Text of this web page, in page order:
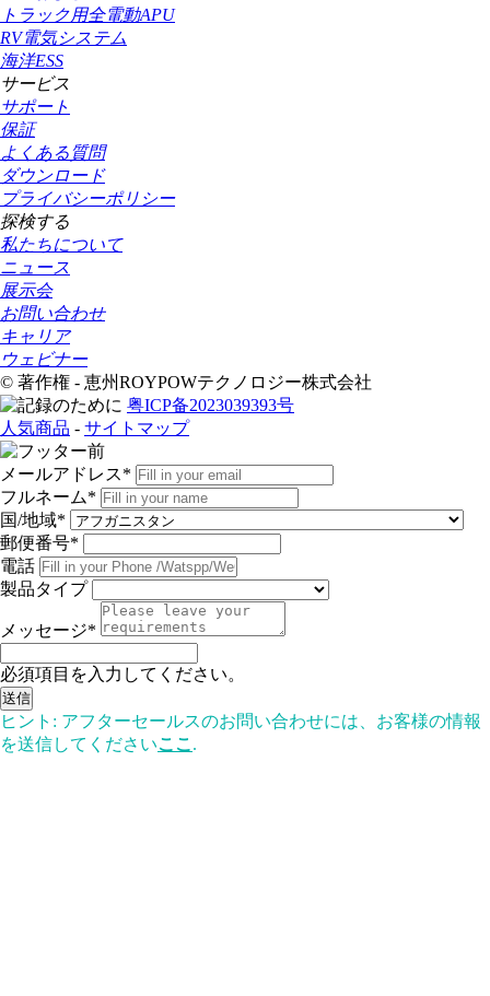
トラック用全電動APU
RV電気システム
海洋ESS
サービス
サポート
保証
よくある質問
ダウンロード
プライバシーポリシー
探検する
私たちについて
ニュース
展示会
お問い合わせ
キャリア
ウェビナー
© 著作権 - 恵州ROYPOWテクノロジー株式会社
粤ICP备2023039393号
人気商品 - サイトマップ
メールアドレス*
フルネーム*
国/地域*
郵便番号*
電話
製品タイプ
メッセージ*
必須項目を入力してください。
送信
ヒント: アフターセールスのお問い合わせには、お客様の情報
を送信してくださいここ .